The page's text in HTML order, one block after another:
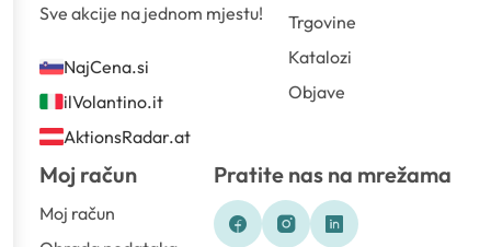
Sve akcije na jednom mjestu!
NajCena.si
ilVolantino.it
AktionsRadar.at
Trgovine
Katalozi
Objave
Moj račun
Moj račun
Pratite nas na mrežama